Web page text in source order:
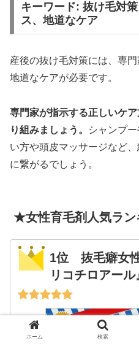
キーワード: 抜け毛対
ス、地道なケア
産後の抜け毛対策には、専
地道なケアが必要です。
専門家が指示する正しいケ
り組みましょう。
シャンプ
い方や頭皮マッサージなど
に繋がるでしょう。
★女性育毛剤人気ラン
1位 抜毛癖女
リコチロアール
ホーム 検索